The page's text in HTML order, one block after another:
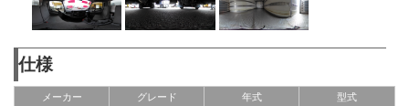
仕様
メーカー グレード 年式 型式